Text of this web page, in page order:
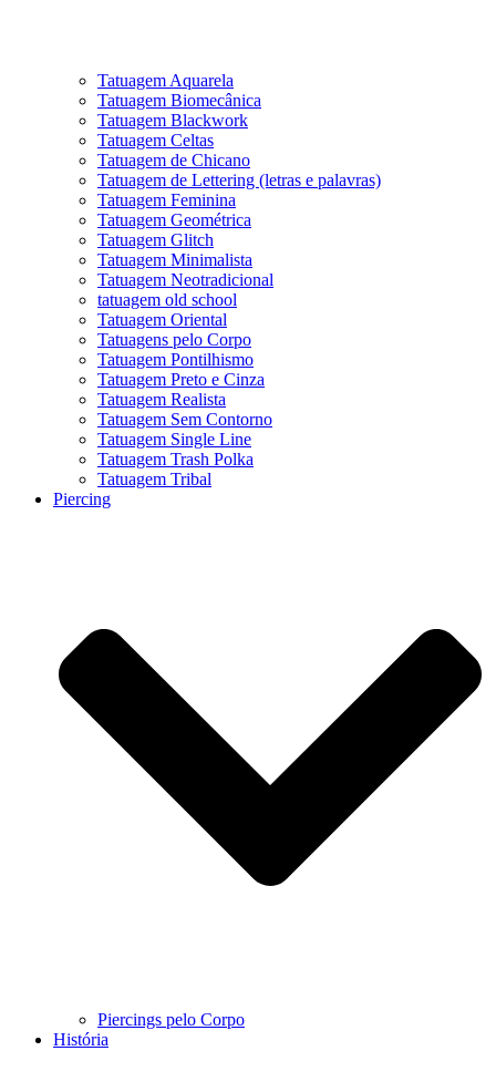
Tatuagem Aquarela
Tatuagem Biomecânica
Tatuagem Blackwork
Tatuagem Celtas
Tatuagem de Chicano
Tatuagem de Lettering (letras e palavras)
Tatuagem Feminina
Tatuagem Geométrica
Tatuagem Glitch
Tatuagem Minimalista
Tatuagem Neotradicional
tatuagem old school
Tatuagem Oriental
Tatuagens pelo Corpo
Tatuagem Pontilhismo
Tatuagem Preto e Cinza
Tatuagem Realista
Tatuagem Sem Contorno
Tatuagem Single Line
Tatuagem Trash Polka
Tatuagem Tribal
Piercing
Piercings pelo Corpo
História